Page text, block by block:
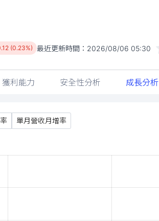
(0.23%) 最近更新時間： 2026/08/06 05:30
獲利能力 安全性分析 成長分析
單月營收月增率